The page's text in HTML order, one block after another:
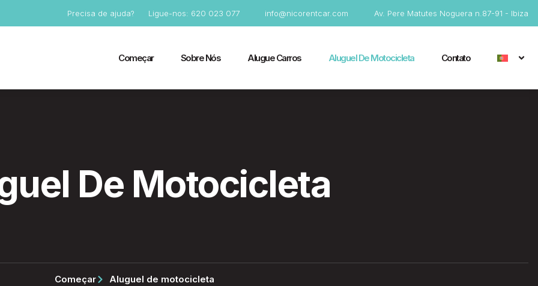
Precisa de ajuda? Ligue-nos: 620 023 077 info@nicorentcar.com Av. Pere Matutes Noguera n.87-91 - Ibiza
Começar Sobre Nós Alugue Carros Aluguel De Motocicleta Contato
De Motocicleta
Começar Aluguel de motocicleta